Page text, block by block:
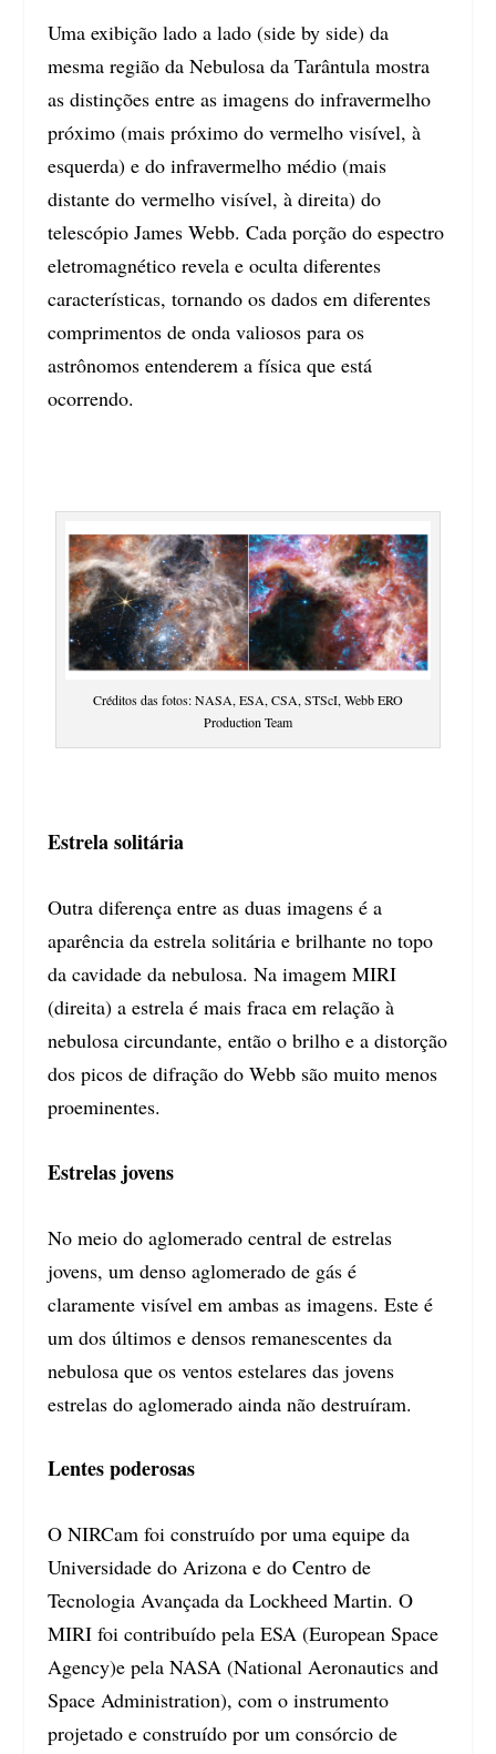
Uma exibição lado a lado (side by side) da
mesma região da Nebulosa da Tarântula mostra
as distinções entre as imagens do infravermelho
próximo (mais próximo do vermelho visível, à
esquerda) e do infravermelho médio (mais
distante do vermelho visível, à direita) do
telescópio James Webb. Cada porção do espectro
eletromagnético revela e oculta diferentes
características, tornando os dados em diferentes
comprimentos de onda valiosos para os
astrônomos entenderem a física que está
ocorrendo.
Créditos das fotos: NASA, ESA, CSA, STScI, Webb ERO
Production Team
Estrela solitária
Outra diferença entre as duas imagens é a
aparência da estrela solitária e brilhante no topo
da cavidade da nebulosa. Na imagem MIRI
(direita) a estrela é mais fraca em relação à
nebulosa circundante, então o brilho e a distorção
dos picos de difração do Webb são muito menos
proeminentes.
Estrelas jovens
No meio do aglomerado central de estrelas
jovens, um denso aglomerado de gás é
claramente visível em ambas as imagens. Este é
um dos últimos e densos remanescentes da
nebulosa que os ventos estelares das jovens
estrelas do aglomerado ainda não destruíram.
Lentes poderosas
O NIRCam foi construído por uma equipe da
Universidade do Arizona e do Centro de
Tecnologia Avançada da Lockheed Martin. O
MIRI foi contribuído pela ESA (European Space
Agency)e pela NASA (National Aeronautics and
Space Administration), com o instrumento
projetado e construído por um consórcio de